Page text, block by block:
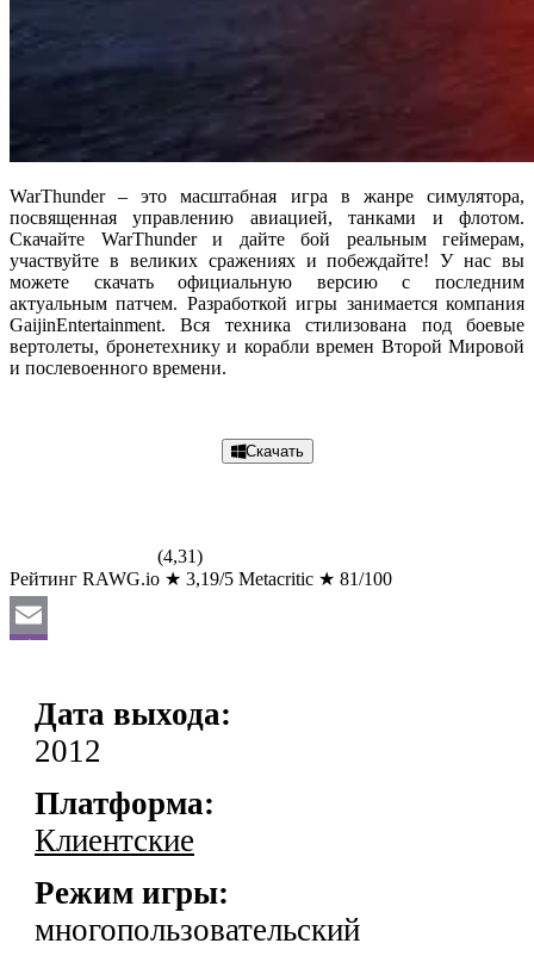
WarThunder – это масштабная игра в жанре симулятора,
посвященная управлению авиацией, танками и флотом.
Скачайте WarThunder и дайте бой реальным геймерам,
участвуйте в великих сражениях и побеждайте! У нас вы
можете скачать официальную версию с последним
актуальным патчем. Разработкой игры занимается компания
GaijinEntertainment. Вся техника стилизована под боевые
вертолеты, бронетехнику и корабли времен Второй Мировой
и послевоенного времени.
Скачать
(4,31)
Рейтинг RAWG.io ★ 3,19/5 Metacritic ★ 81/100
Дата выхода:
2012
Платформа:
Клиентские
Режим игры:
многопользовательский